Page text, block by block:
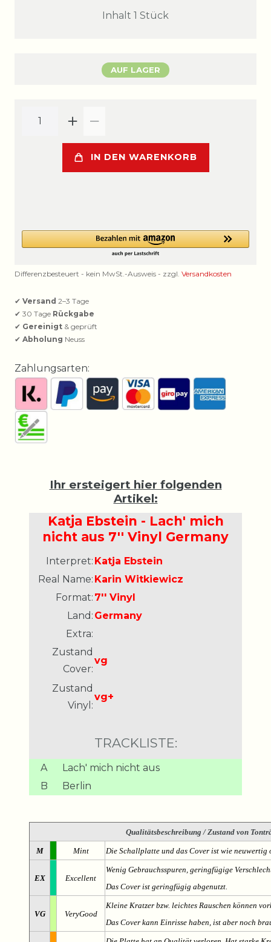
Inhalt 1 Stück
AUF LAGER
IN DEN WARENKORB
Differenzbesteuert - kein MwSt.-Ausweis - zzgl. Versandkosten
✔ Versand 2–3 Tage
✔ 30 Tage Rückgabe
✔ Gereinigt & geprüft
✔ Abholung Neuss
Zahlungsarten:
Ihr ersteigert hier folgenden
Artikel:
Katja Ebstein - Lach' mich
nicht aus 7'' Vinyl Germany
Interpret: Katja Ebstein
Real Name: Karin Witkiewicz
Format: 7'' Vinyl
Land: Germany
Extra:
Zustand
Cover:
vg
Zustand
Vinyl:
vg+
TRACKLISTE:
A
Lach' mich nicht aus
B
Berlin
Qualitätsbeschreibung / Zustand von
M Mint Die Schallplatte und das Cover ist wie
EX Excellent
Wenig Gebrauchsspuren, geringfügige
Das Cover ist geringfügig abgenutzt.
VG VeryGood
Kleine Kratzer bzw. leichtes Rauschen können
Das Cover kann Einrisse haben, ist aber noch